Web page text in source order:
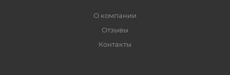
О компании
Отзывы
Контакты